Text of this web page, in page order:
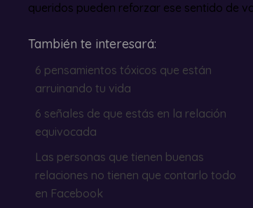
queridos pueden reforzar ese sentido de
También te interesará:
6 pensamientos tóxicos que están
arruinando tu vida
6 señales de que estás en la relación
equivocada
Las personas que tienen buenas
relaciones no tienen que contarlo todo
en Facebook